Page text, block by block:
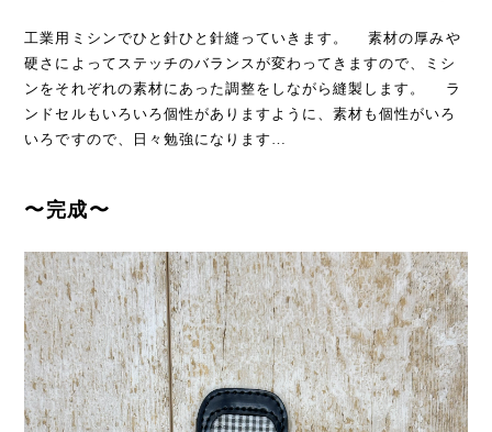
工業用ミシンでひと針ひと針縫っていきます。 素材の厚みや
硬さによってステッチのバランスが変わってきますので、ミシ
ンをそれぞれの素材にあった調整をしながら縫製します。 ラ
ンドセルもいろいろ個性がありますように、素材も個性がいろ
いろですので、日々勉強になります…
〜完成〜